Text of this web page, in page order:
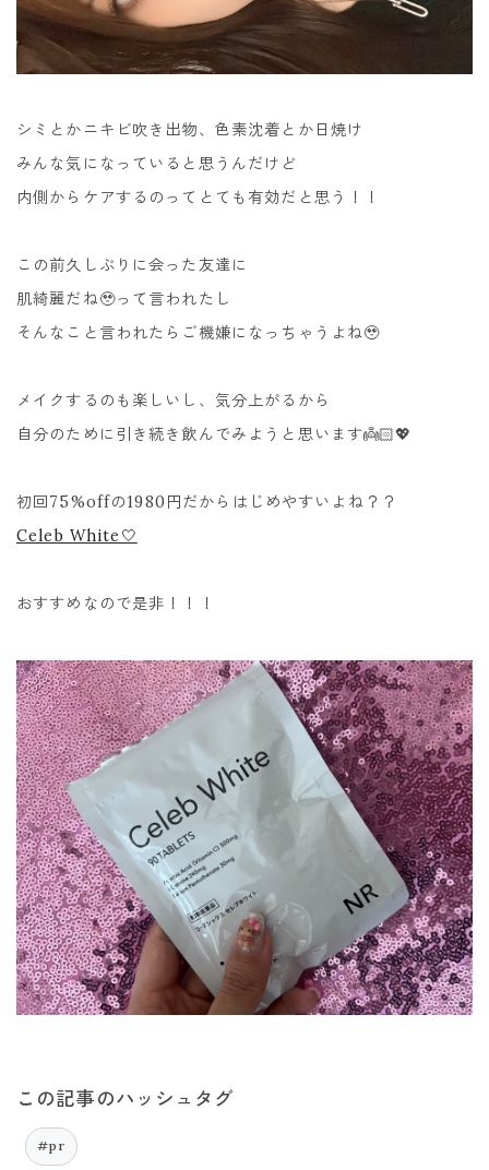
シミとかニキビ吹き出物、色素沈着とか日焼け
みんな気になっていると思うんだけど
内側からケアするのってとても有効だと思う！！
この前久しぶりに会った友達に
肌綺麗だね🥹って言われたし
そんなこと言われたらご機嫌になっちゃうよね🥹
メイクするのも楽しいし、気分上がるから
自分のために引き続き飲んでみようと思います👼🏻💖
初回75%offの1980円だからはじめやすいよね？？
Celeb White🤍
おすすめなので是非！！！
この記事のハッシュタグ
#pr